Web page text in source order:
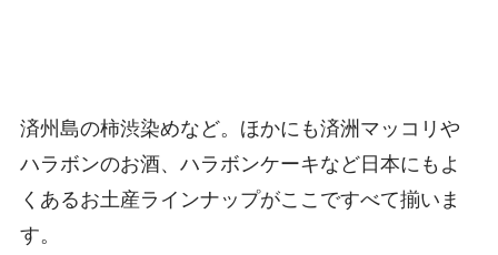
済州島の柿渋染めなど。ほかにも済洲マッコリや
ハラボンのお酒、ハラボンケーキなど日本にもよ
くあるお土産ラインナップがここですべて揃いま
す。